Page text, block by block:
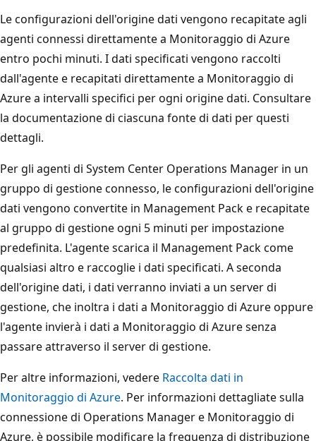
Le configurazioni dell'origine dati vengono recapitate agli
agenti connessi direttamente a Monitoraggio di Azure
entro pochi minuti. I dati specificati vengono raccolti
dall'agente e recapitati direttamente a Monitoraggio di
Azure a intervalli specifici per ogni origine dati. Consultare
la documentazione di ciascuna fonte di dati per questi
dettagli.
Per gli agenti di System Center Operations Manager in un
gruppo di gestione connesso, le configurazioni dell'origine
dati vengono convertite in Management Pack e recapitate
al gruppo di gestione ogni 5 minuti per impostazione
predefinita. L'agente scarica il Management Pack come
qualsiasi altro e raccoglie i dati specificati. A seconda
dell'origine dati, i dati verranno inviati a un server di
gestione, che inoltra i dati a Monitoraggio di Azure oppure
l'agente invierà i dati a Monitoraggio di Azure senza
passare attraverso il server di gestione.
Per altre informazioni, vedere Raccolta dati in
Monitoraggio di Azure. Per informazioni dettagliate sulla
connessione di Operations Manager e Monitoraggio di
Azure, è possibile modificare la frequenza di distribuzione